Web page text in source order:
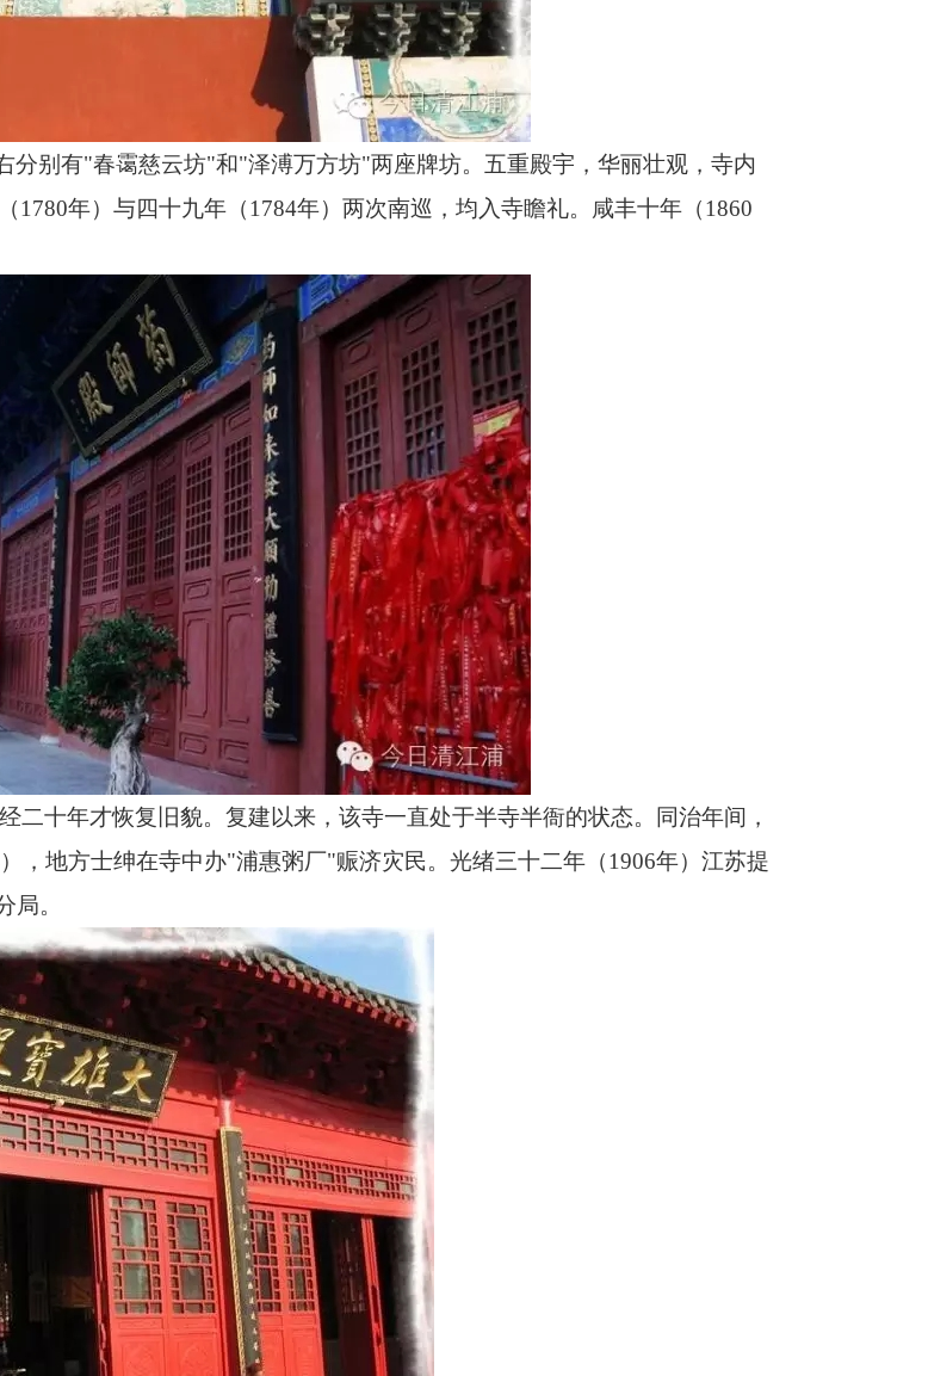
别有"春霭慈云坊"和"泽溥万方坊"两座牌坊。五重殿宇，华丽壮观，寺内
1780年）与四十九年（1784年）两次南巡，均入寺瞻礼。咸丰十年（1860
二十年才恢复旧貌。复建以来，该寺一直处于半寺半衙的状态。同治年间，
，地方士绅在寺中办"浦惠粥厂"赈济灾民。光绪三十二年（1906年）江苏提
。